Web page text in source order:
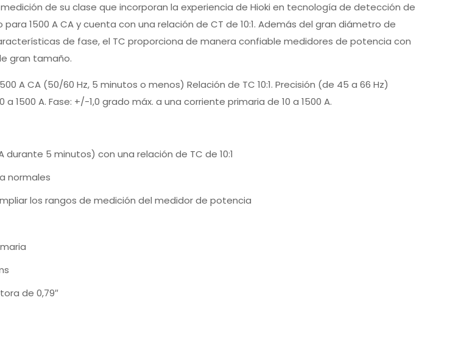
de su clase que incorporan la experiencia de Hioki en tecnología de detección de
1500 A CA y cuenta con una relación de CT de 10:1. Además del gran diámetro de
de fase, el TC proporciona de manera confiable medidores de potencia con
gran tamaño.
A CA (50/60 Hz, 5 minutos o menos) Relación de TC 10:1. Precisión (de 45 a 66 Hz)
A. Fase: +/-1,0 grado máx. a una corriente primaria de 10 a 1500 A.
5 minutos) con una relación de TC de 10:1
normales
los rangos de medición del medidor de potencia
de 0,79″